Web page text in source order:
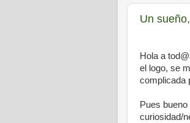
Un
Hola a
el logo, se
complicada
Pues
curiosidad/